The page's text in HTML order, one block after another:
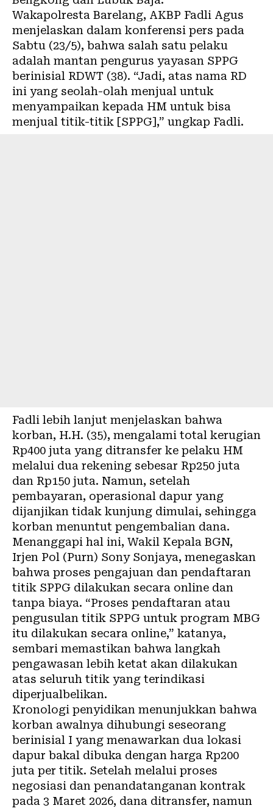
Wakapolresta Barelang, AKBP Fadli Agus
menjelaskan dalam konferensi pers pada
Sabtu (23/5), bahwa salah satu pelaku
adalah mantan pengurus yayasan SPPG
berinisial RDWT (38). “Jadi, atas nama RD
ini yang seolah-olah menjual untuk
menyampaikan kepada HM untuk bisa
menjual titik-titik [SPPG],” ungkap Fadli.
Fadli lebih lanjut menjelaskan bahwa
korban, H.H. (35), mengalami total kerugian
Rp400 juta yang ditransfer ke pelaku HM
melalui dua rekening sebesar Rp250 juta
dan Rp150 juta. Namun, setelah
pembayaran, operasional dapur yang
dijanjikan tidak kunjung dimulai, sehingga
korban menuntut pengembalian dana.
Menanggapi hal ini, Wakil Kepala BGN,
Irjen Pol (Purn) Sony Sonjaya, menegaskan
bahwa proses pengajuan dan pendaftaran
titik SPPG dilakukan secara online dan
tanpa biaya. “Proses pendaftaran atau
pengusulan titik SPPG untuk program MBG
itu dilakukan secara online,” katanya,
sembari memastikan bahwa langkah
pengawasan lebih ketat akan dilakukan
atas seluruh titik yang terindikasi
diperjualbelikan.
Kronologi penyidikan menunjukkan bahwa
korban awalnya dihubungi seseorang
berinisial I yang menawarkan dua lokasi
dapur bakal dibuka dengan harga Rp200
juta per titik. Setelah melalui proses
negosiasi dan penandatanganan kontrak
pada 3 Maret 2026, dana ditransfer, namun